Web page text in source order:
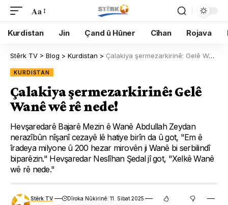
Aa
Kurdistan Jin Çand û Hûner Cîhan Rojava
Stêrk TV > Blog > Kurdistan > Çalakiya şermezarkirinê: Gelê Wanê wê rê nede!
KURDISTAN
Çalakiya şermezarkirinê: Gelê
Wanê wê rê nede!
Hevşaredarê Bajarê Mezin ê Wanê Abdullah Zeydan
nerazîbûn nîşanî cezayê lê hatiye birîn da û got, "Em ê
îradeya milyone û 200 hezar mirovên ji Wanê bi serbilindî
biparêzin." Hevşaredar Neslîhan Şedal jî got, "Xelkê Wanê
wê rê nede."
Stêrk TV
Dîroka Nûkirinê: 11. Sibat 2025